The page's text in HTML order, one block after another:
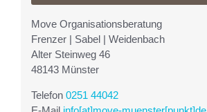
Move Organisationsberatung
Frenzer | Sabel | Weidenbach
Alter Steinweg 46
48143 Münster
Telefon 0251 44042